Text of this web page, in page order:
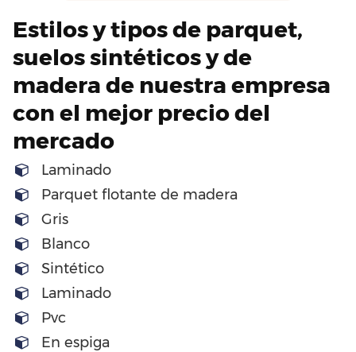
Estilos y tipos de parquet,
suelos sintéticos y de
madera de nuestra empresa
con el mejor precio del
mercado
Laminado
Parquet flotante de madera
Gris
Blanco
Sintético
Laminado
Pvc
En espiga